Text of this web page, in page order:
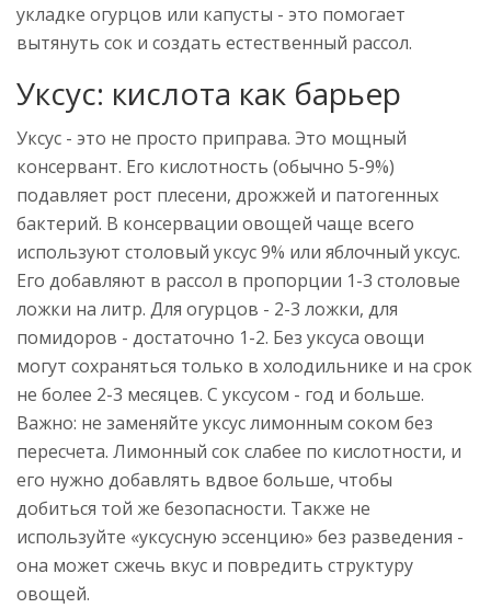
укладке огурцов или капусты - это помогает
вытянуть сок и создать естественный рассол.
Уксус: кислота как барьер
Уксус - это не просто приправа. Это мощный
консервант. Его кислотность (обычно 5-9%)
подавляет рост плесени, дрожжей и патогенных
бактерий. В консервации овощей чаще всего
используют столовый уксус 9% или яблочный уксус.
Его добавляют в рассол в пропорции 1-3 столовые
ложки на литр. Для огурцов - 2-3 ложки, для
помидоров - достаточно 1-2. Без уксуса овощи
могут сохраняться только в холодильнике и на срок
не более 2-3 месяцев. С уксусом - год и больше.
Важно: не заменяйте уксус лимонным соком без
пересчета. Лимонный сок слабее по кислотности, и
его нужно добавлять вдвое больше, чтобы
добиться той же безопасности. Также не
используйте «уксусную эссенцию» без разведения -
она может сжечь вкус и повредить структуру
овощей.